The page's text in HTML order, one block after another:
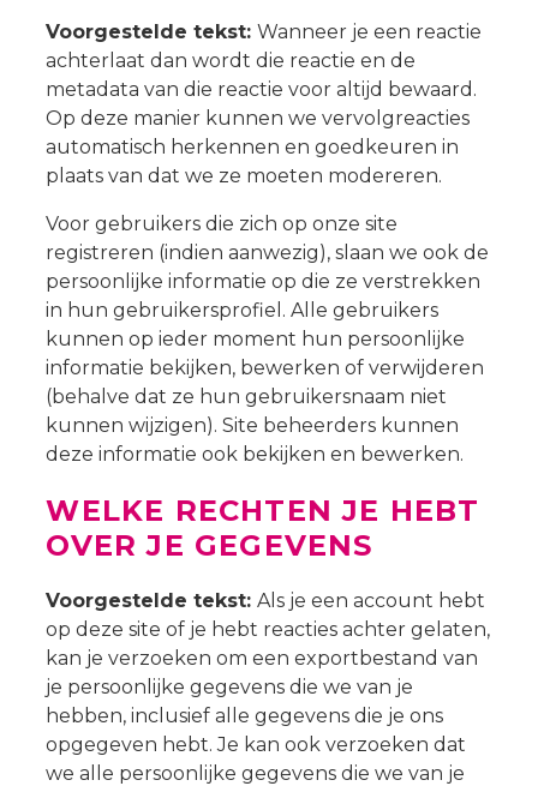
Voorgestelde tekst:Wanneer je een reactie
achterlaat dan wordt die reactie en de
metadata van die reactie voor altijd bewaard.
Op deze manier kunnen we vervolgreacties
automatisch herkennen en goedkeuren in
plaats van dat we ze moeten modereren.
Voor gebruikers die zich op onze site
registreren (indien aanwezig), slaan we ook de
persoonlijke informatie op die ze verstrekken
in hun gebruikersprofiel. Alle gebruikers
kunnen op ieder moment hun persoonlijke
informatie bekijken, bewerken of verwijderen
(behalve dat ze hun gebruikersnaam niet
kunnen wijzigen). Site beheerders kunnen
deze informatie ook bekijken en bewerken.
WELKE RECHTEN JE HEBT
OVER JE GEGEVENS
Voorgestelde tekst:Als je een account hebt
op deze site of je hebt reacties achter gelaten,
kan je verzoeken om een exportbestand van
je persoonlijke gegevens die we van je
hebben, inclusief alle gegevens die je ons
opgegeven hebt. Je kan ook verzoeken dat
we alle persoonlijke gegevens die we van je